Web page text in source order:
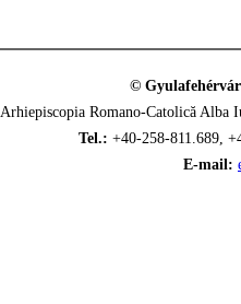
©
Arhiepiscopia Romano-Catolică
Tel.: +40-258-811.689,
E-mail: